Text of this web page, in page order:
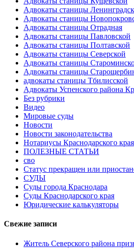
Адвокаты станицы
Адвокаты станицы
Адвокаты станицы Отрадная
Адвокаты станицы Павловской
Адвокаты станицы Полтавской
Адвокаты станицы Северской
Адвокаты станицы
Адвокаты станицы
адвокаты станицы Тбилисской
Адвокаты Успенского района
Без рубрики
Видео
Мировые суды
Новости
Новости законодательства
Нотариусы Краснодарского края
ПОЛЕЗНЫЕ СТАТЬИ
сво
Статус прекращен или
СУДЫ
Суды города Краснодара
Суды Краснодарского края
Юридические калькуляторы
Свежие записи
Житель Северского района